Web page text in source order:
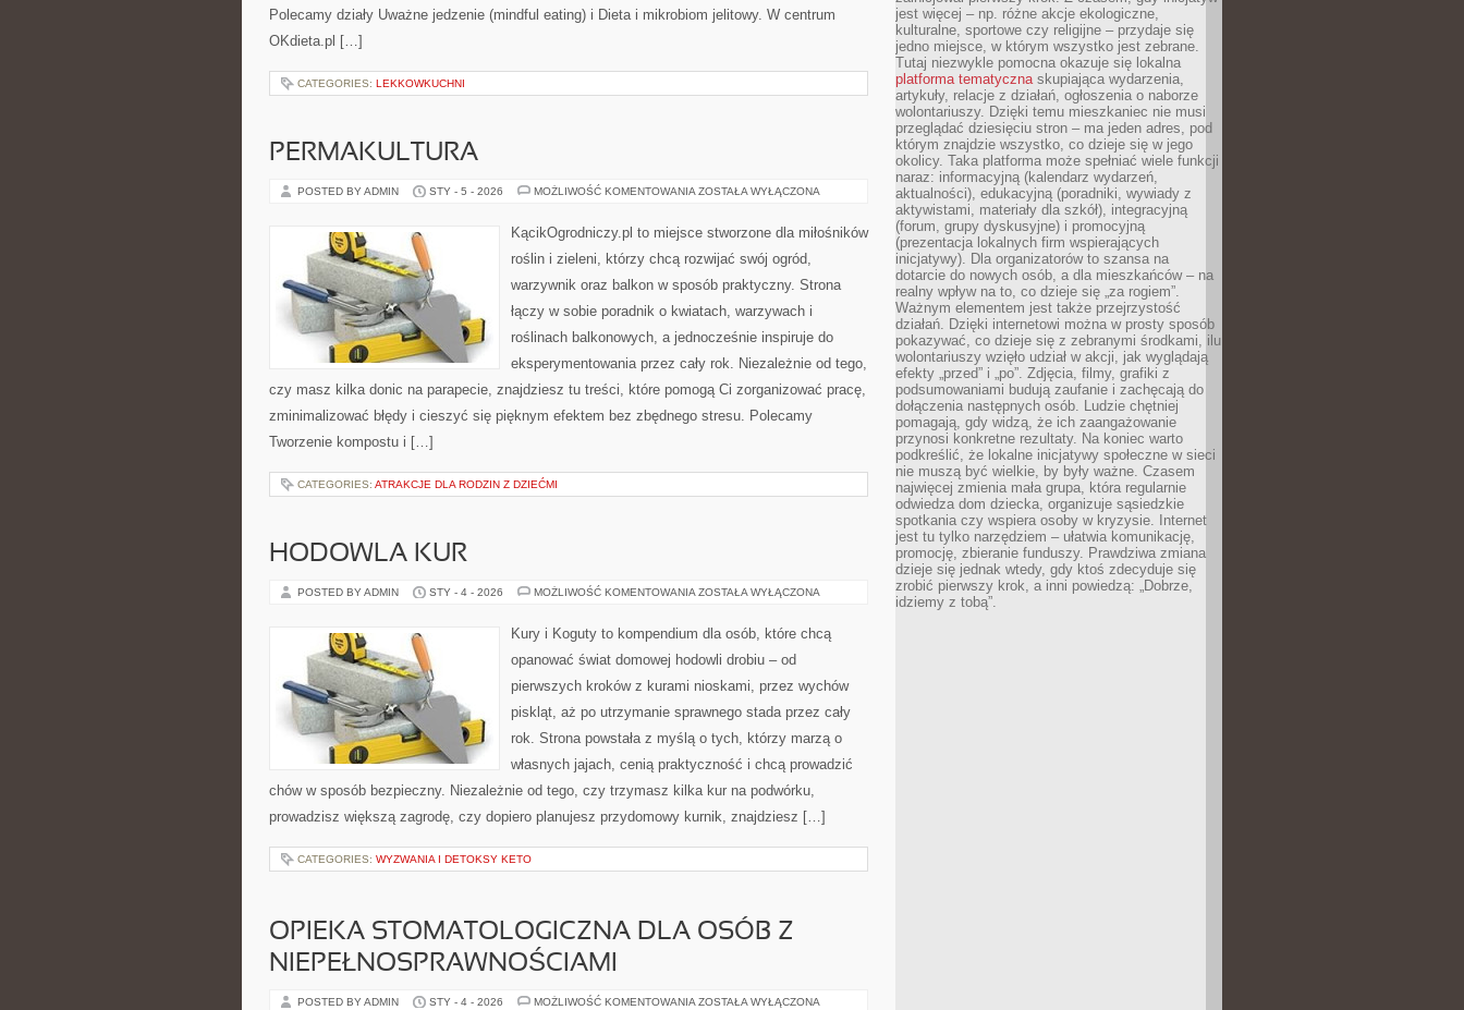
Polecamy działy Uważne jedzenie (mindful eating) i Dieta i mikrobiom jelitowy. W centrum
OKdieta.pl […]
CATEGORIES: LEKKOWKUCHNI
PERMAKULTURA
POSTED BY ADMIN STY - 5 - 2026 MOŻLIWOŚĆ KOMENTOWANIA PERMAKULTURA
ZOSTAŁA WYŁĄCZONA
KącikOgrodniczy.pl to miejsce stworzone dla miłośników
roślin i zieleni, którzy chcą rozwijać swój ogród,
warzywnik oraz balkon w sposób praktyczny. Strona
łączy w sobie poradnik o kwiatach, warzywach i
roślinach balkonowych, a jednocześnie inspiruje do
eksperymentowania przez cały rok. Niezależnie od tego,
czy masz kilka donic na parapecie, znajdziesz tu treści, które pomogą Ci zorganizować pracę,
zminimalizować błędy i cieszyć się pięknym efektem bez zbędnego stresu. Polecamy
Tworzenie kompostu i […]
CATEGORIES: ATRAKCJE DLA RODZIN Z DZIEĆMI
HODOWLA KUR
POSTED BY ADMIN STY - 4 - 2026 MOŻLIWOŚĆ KOMENTOWANIA HODOWLA
ZOSTAŁA WYŁĄCZONA
Kury i Koguty to kompendium dla osób, które chcą
opanować świat domowej hodowli drobiu – od
pierwszych kroków z kurami nioskami, przez wychów
piskląt, aż po utrzymanie sprawnego stada przez cały
rok. Strona powstała z myślą o tych, którzy marzą o
własnych jajach, cenią praktyczność i chcą prowadzić
chów w sposób bezpieczny. Niezależnie od tego, czy trzymasz kilka kur na podwórku,
prowadzisz większą zagrodę, czy dopiero planujesz przydomowy kurnik, znajdziesz […]
CATEGORIES: WYZWANIA I DETOKSY KETO
OPIEKA STOMATOLOGICZNA DLA OSÓB Z
NIEPEŁNOSPRAWNOŚCIAMI
POSTED BY ADMIN STY - 4 - 2026 MOŻLIWOŚĆ KOMENTOWANIA OPIEKA
ZOSTAŁA WYŁĄCZONA
jest więcej – np. różne akcje ekologiczne,
kulturalne, sportowe czy religijne – przydaje się
jedno miejsce, w którym wszystko jest zebrane.
Tutaj niezwykle pomocna okazuje się lokalna
platforma tematycznaskupiająca wydarzenia,
artykuły, relacje z działań, ogłoszenia o naborze
wolontariuszy. Dzięki temu mieszkaniec nie musi
przeglądać dziesięciu stron – ma jeden adres, pod
którym znajdzie wszystko, co dzieje się w jego
okolicy. Taka platforma może spełniać wiele funkcji
naraz: informacyjną (kalendarz wydarzeń,
aktualności), edukacyjną (poradniki, wywiady z
aktywistami, materiały dla szkół), integracyjną
(forum, grupy dyskusyjne) i promocyjną
(prezentacja lokalnych firm wspierających
inicjatywy). Dla organizatorów to szansa na
dotarcie do nowych osób, a dla mieszkańców – na
realny wpływ na to, co dzieje się „za rogiem”.
Ważnym elementem jest także przejrzystość
działań. Dzięki internetowi można w prosty sposób
pokazywać, co dzieje się z zebranymi środkami, ilu
wolontariuszy wzięło udział w akcji, jak wyglądają
efekty „przed” i „po”. Zdjęcia, filmy, grafiki z
podsumowaniami budują zaufanie i zachęcają do
dołączenia następnych osób. Ludzie chętniej
pomagają, gdy widzą, że ich zaangażowanie
przynosi konkretne rezultaty. Na koniec warto
podkreślić, że lokalne inicjatywy społeczne w sieci
nie muszą być wielkie, by były ważne. Czasem
najwięcej zmienia mała grupa, która regularnie
odwiedza dom dziecka, organizuje sąsiedzkie
spotkania czy wspiera osoby w kryzysie. Internet
jest tu tylko narzędziem – ułatwia komunikację,
promocję, zbieranie funduszy. Prawdziwa zmiana
dzieje się jednak wtedy, gdy ktoś zdecyduje się
zrobić pierwszy krok, a inni powiedzą: „Dobrze,
idziemy z tobą”.